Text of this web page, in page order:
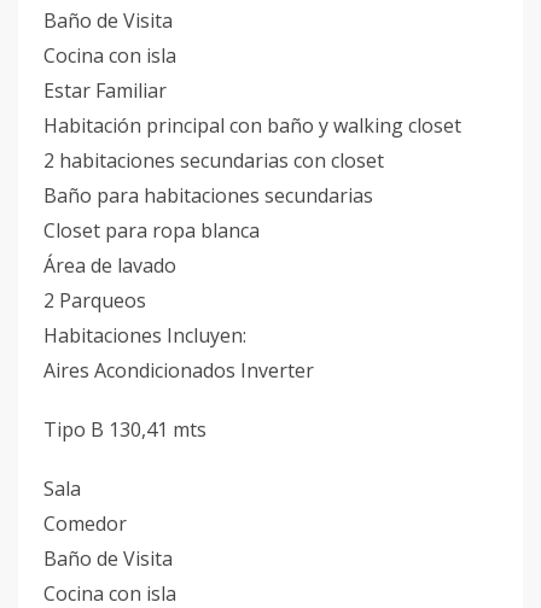
Baño de Visita
Cocina con isla
Estar Familiar
Habitación principal con baño y walking closet
2 habitaciones secundarias con closet
Baño para habitaciones secundarias
Closet para ropa blanca
Área de lavado
2 Parqueos
Habitaciones Incluyen:
Aires Acondicionados Inverter
Tipo B 130,41 mts
Sala
Comedor
Baño de Visita
Cocina con isla